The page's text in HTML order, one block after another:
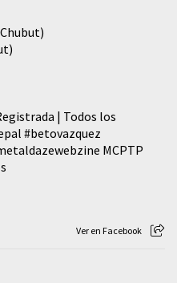
| Todos los
#betovazquez
MCPTP
Ver en Facebook